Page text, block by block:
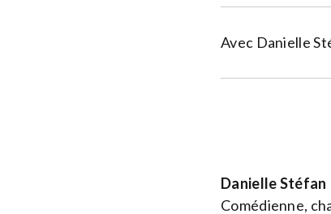
Avec Danielle
Danielle Stéfan
Comédienne,